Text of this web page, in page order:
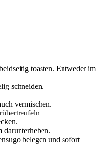
toasten. Entweder im
schneiden.
vermischen.
darunterheben.
belegen und sofort